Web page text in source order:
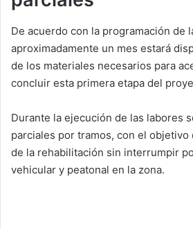
De acuerdo con la programación de
aproximadamente un mes estará
de los materiales necesarios para
concluir esta primera etapa del
Durante la ejecución de las labores
parciales por tramos, con el
de la rehabilitación sin interrumpir
vehicular y peatonal en la zona.